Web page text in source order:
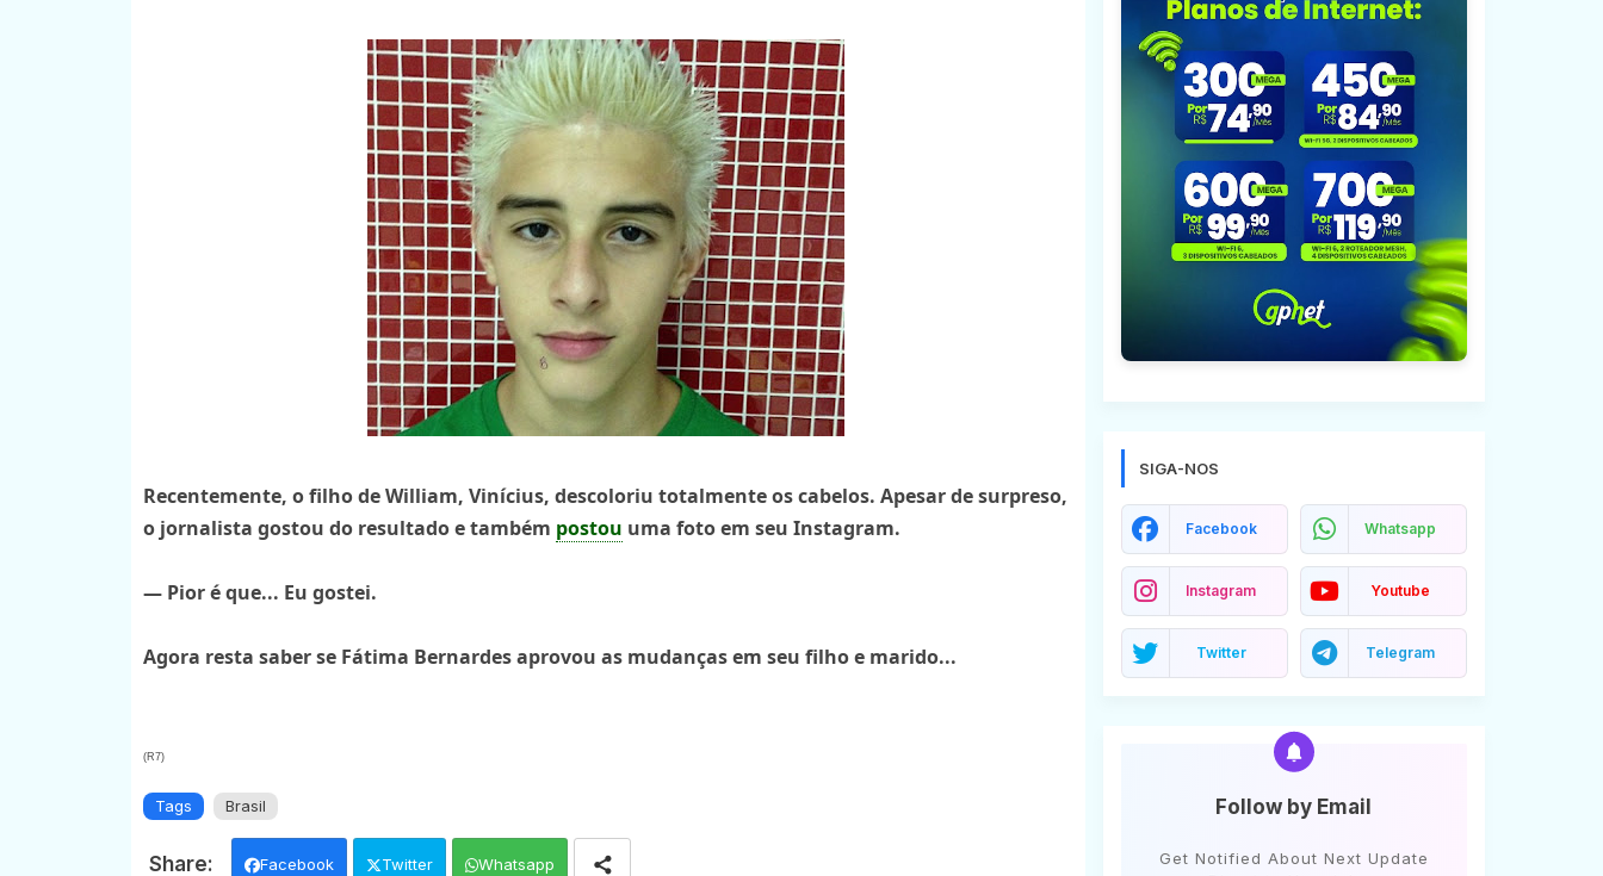
Recentemente, o filho de William, Vinícius, descoloriu totalmente os cabelos. Apesar de surpreso,
o jornalista gostou do resultado e também postou uma foto em seu Instagram.
— Pior é que... Eu gostei.
Agora resta saber se Fátima Bernardes aprovou as mudanças em seu filho e marido...
(R7)
Tags Brasil
Facebook Twitter Whatsapp
SIGA-NOS
Facebook Whatsapp
Instagram Youtube
Twitter Telegram
Follow by Email
Get Notified About Next Update